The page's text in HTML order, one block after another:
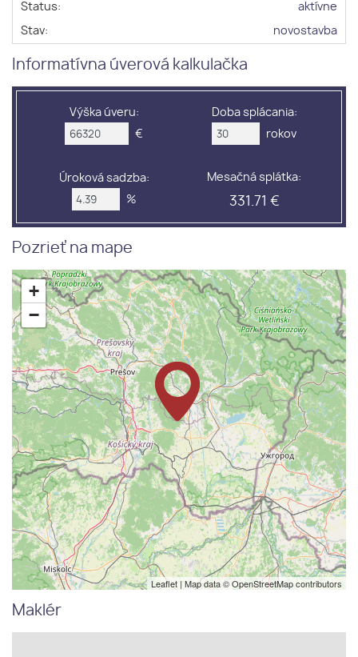
Status:
aktívne
Stav:
novostavba
Informatívna úverová kalkulačka
Výška úveru:
€
Doba splácania:
rokov
Úroková sadzba:
%
Mesačná splátka:
331.71 €
Pozrieť na mape
+
−
Leaflet | Map data ©OpenStreetMapcontributors
Maklér